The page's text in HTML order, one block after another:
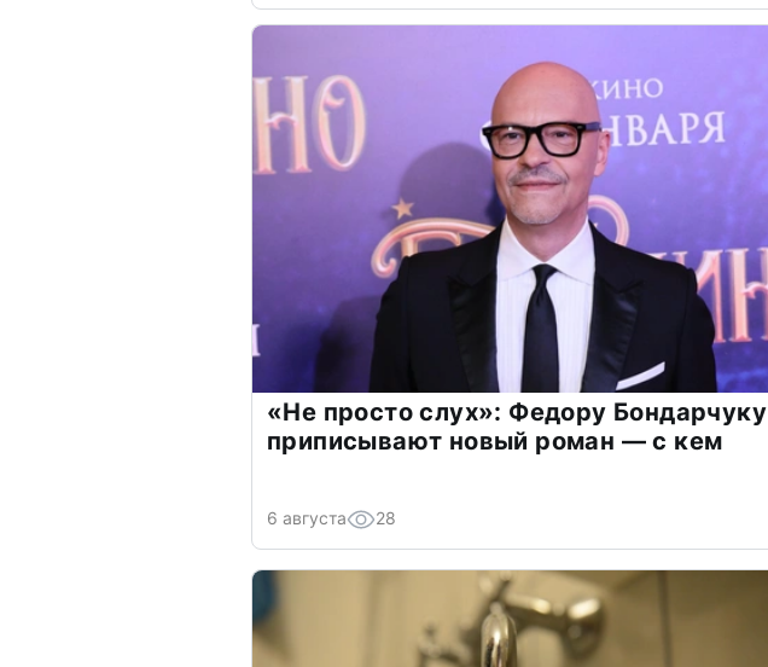
«Не просто слух»: Федору Бондарчуку
приписывают новый роман — с кем
6 августа 28